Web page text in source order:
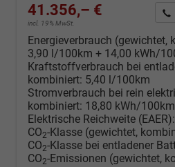
41.356,– €
incl. 19% MwSt.
Energieverbrauch (gewichtet,
3,90 l/100km + 14,00 kWh/
Kraftstoffverbrauch bei
kombiniert: 5,40 l/100km
Stromverbrauch bei rein
kombiniert: 18,80 kWh/100km
Elektrische Reichweite (EAER):
CO2-Klasse (gewichtet,
CO2-Klasse bei entladener
CO2-Emissionen (gewichtet,